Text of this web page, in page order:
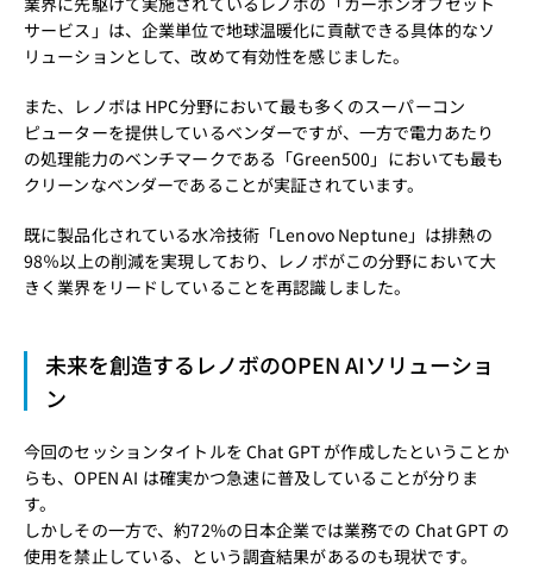
サービス」は、企業単位で地球温暖化に貢献できる具体的なソ
リューションとして、改めて有効性を感じました。
また、レノボは HPC分野において最も多くのスーパーコン
ピューターを提供しているベンダーですが、一方で電力あたり
の処理能力のベンチマークである「Green500」においても最も
クリーンなベンダーであることが実証されています。
既に製品化されている水冷技術「Lenovo Neptune」は排熱の
98％以上の削減を実現しており、レノボがこの分野において大
きく業界をリードしていることを再認識しました。
未来を創造するレノボのOPEN AIソリューショ
ン
今回のセッションタイトルを Chat GPT が作成したということか
らも、OPEN AI は確実かつ急速に普及していることが分りま
す。
しかしその一方で、約72%の日本企業では業務での Chat GPT の
使用を禁止している、という調査結果があるのも現状です。